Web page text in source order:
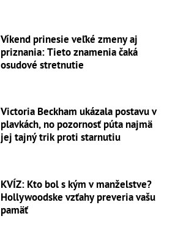
Víkend prinesie veľké zmeny aj
priznania: Tieto znamenia čaká
osudové stretnutie
Victoria Beckham ukázala postavu v
plavkách, no pozornosť púta najmä
jej tajný trik proti starnutiu
KVÍZ: Kto bol s kým v manželstve?
Hollywoodske vzťahy preveria vašu
pamäť